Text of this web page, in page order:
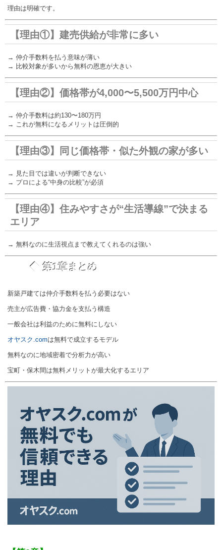
理由は明確です。
【理由①】建売供給が非常に多い
→ 仲介手数料を払う意味が薄い
→ 比較対象が多いから無料の恩恵が大きい
【理由②】価格帯が4,000〜5,500万円中心
→ 仲介手数料は約130〜180万円
→ これが無料になるメリットは圧倒的
【理由③】同じ価格帯・似た外観の家が多い
→ 見た目では違いが判断できない
→ プロによる“中身の比較”が必須
【理由④】住みやすさが“生活導線”で決まる
エリア
→ 無料なのに生活視点まで教えてくれるのは強い
◆ 第1章まとめ
新築戸建ては仲介手数料を払う必要はない
売主が広告費・協力金を支払う構造
一般会社は利益のために無料にしない
オヤスク.comは無料で成立するモデル
無料なのに地域密着で分析力が高い
宝町・保木間は無料メリットが最大化するエリア